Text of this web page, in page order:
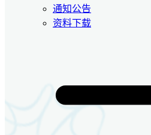
通知公告
资料下载